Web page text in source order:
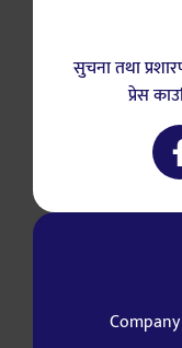
सुचना तथा
प्रेस